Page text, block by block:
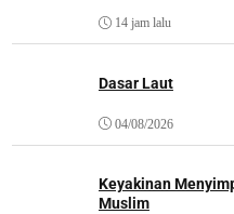
14 jam lalu
Dasar Laut
04/08/2026
Keyakinan
Muslim